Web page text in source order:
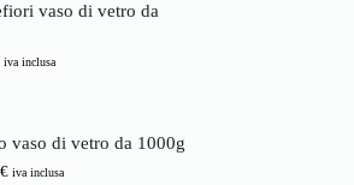
vaso di vetro da
a
d
iva inclusa
vaso di vetro da 1000g
€Fiva inclusa